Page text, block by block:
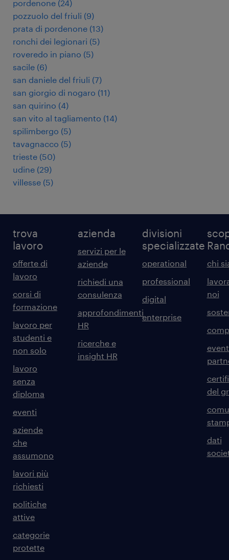
pordenone (24)
pozzuolo del friuli (9)
prata di pordenone (13)
ronchi dei legionari (5)
roveredo in piano (5)
sacile (6)
san daniele del friuli (7)
san giorgio di nogaro (11)
san quirino (4)
san vito al tagliamento (14)
spilimbergo (5)
tavagnacco (5)
trieste (50)
udine (29)
villesse (5)
trova
lavoro
offerte di
lavoro
corsi di
formazione
lavoro per
studenti e
non solo
lavoro
senza
diploma
eventi
aziende
che
assumono
lavori più
richiesti
politiche
attive
categorie
protette
azienda
servizi per le
aziende
richiedi una
consulenza
approfondimenti
HR
ricerche e
insight HR
divisioni
specializzate
operational
professional
digital
enterprise
chi
noi
del
dati